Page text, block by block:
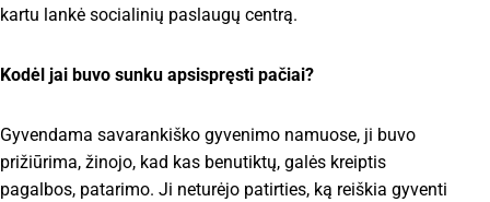
kartu lankė socialinių paslaugų centrą.
Kodėl jai buvo sunku apsispręsti pačiai?
Gyvendama savarankiško gyvenimo namuose, ji buvo
prižiūrima, žinojo, kad kas benutiktų, galės kreiptis
pagalbos, patarimo. Ji neturėjo patirties, ką reiškia gyventi